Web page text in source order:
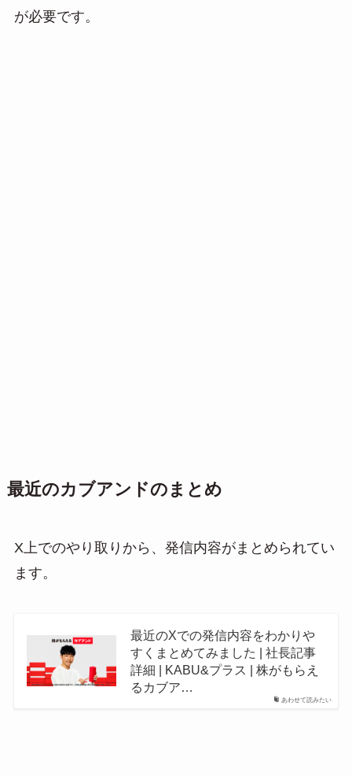
が必要です。
最近のカブアンドのまとめ
X上でのやり取りから、発信内容がまとめられてい
ます。
あわせて読みたい
最近のXでの発信内容をわかりや
すくまとめてみました | 社長記事
詳細 | KABU&プラス | 株がもらえ
るカブア…